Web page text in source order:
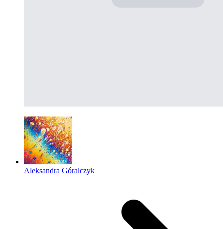
Aleksandra Góralczyk